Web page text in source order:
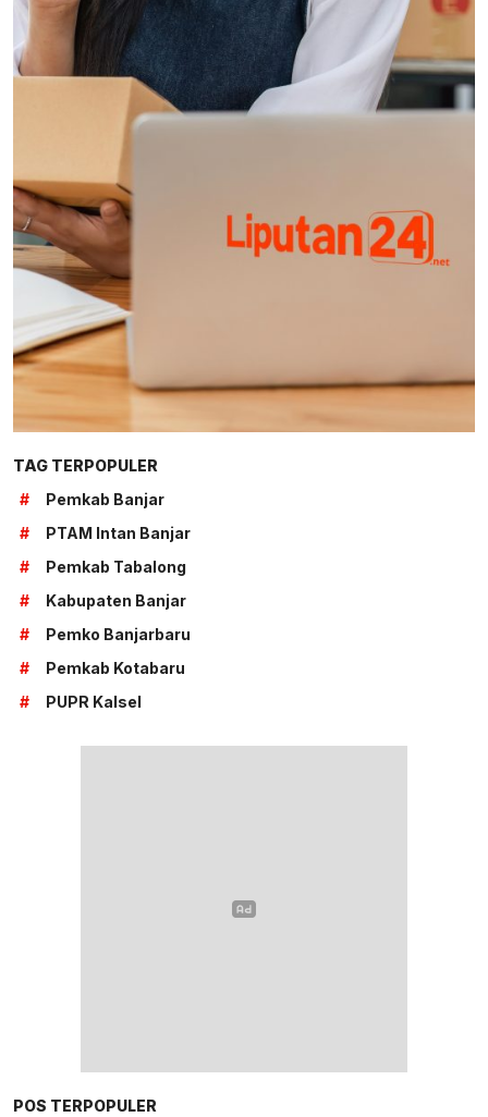
TAG TERPOPULER
#
Pemkab Banjar
#
PTAM Intan Banjar
#
Pemkab Tabalong
#
Kabupaten Banjar
#
Pemko Banjarbaru
#
Pemkab Kotabaru
#
PUPR Kalsel
POS TERPOPULER